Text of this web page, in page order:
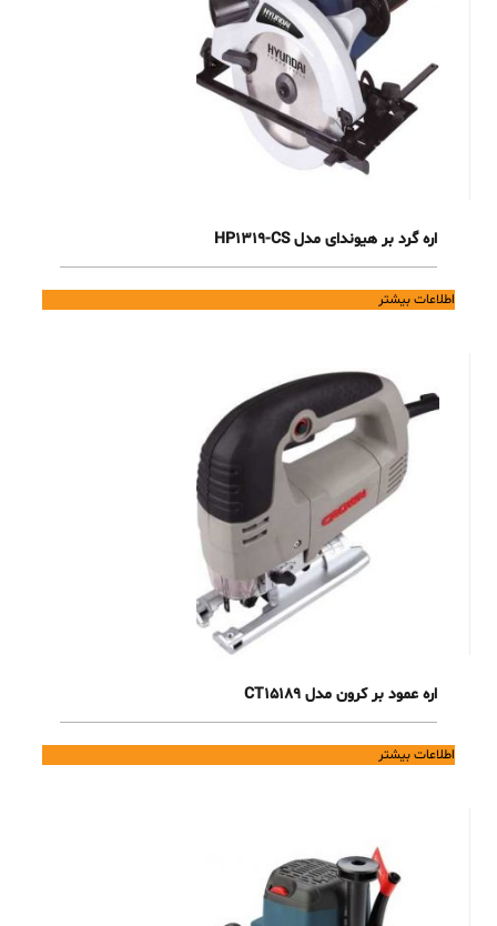
اره گرد بر هیوندای مدل HP1319-CS
اطلاعات بیشتر
اره عمود بر کرون مدل CT15189
اطلاعات بیشتر